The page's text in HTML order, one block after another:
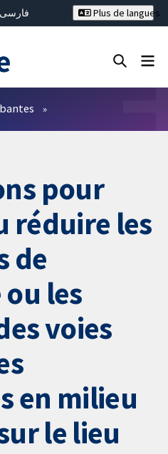
فارسی
Plus de langues
pour
réduire les
de
les
voies
en milieu
le lieu